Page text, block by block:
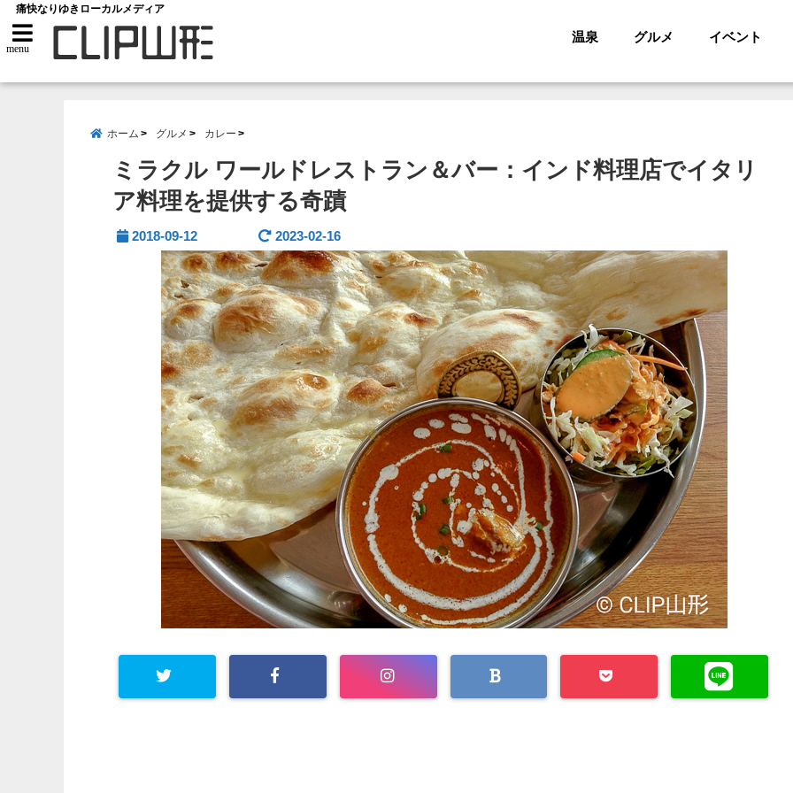
痛快なりゆきローカルメディア
menu
温泉 グルメ イベント
ホーム グルメ カレー
ミラクル ワールドレストラン＆バー：インド料理店でイタリ
ア料理を提供する奇蹟
2018-09-12 2023-02-16